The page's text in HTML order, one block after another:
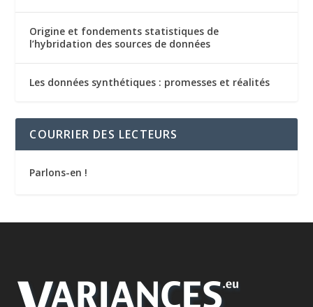
Origine et fondements statistiques de
l’hybridation des sources de données
Les données synthétiques : promesses et réalités
COURRIER DES LECTEURS
Parlons-en !